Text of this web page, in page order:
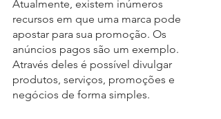
Atualmente, existem inúmeros
recursos em que uma marca pode
apostar para sua promoção. Os
anúncios pagos são um exemplo.
Através deles é possível divulgar
produtos, serviços, promoções e
negócios de forma simples.